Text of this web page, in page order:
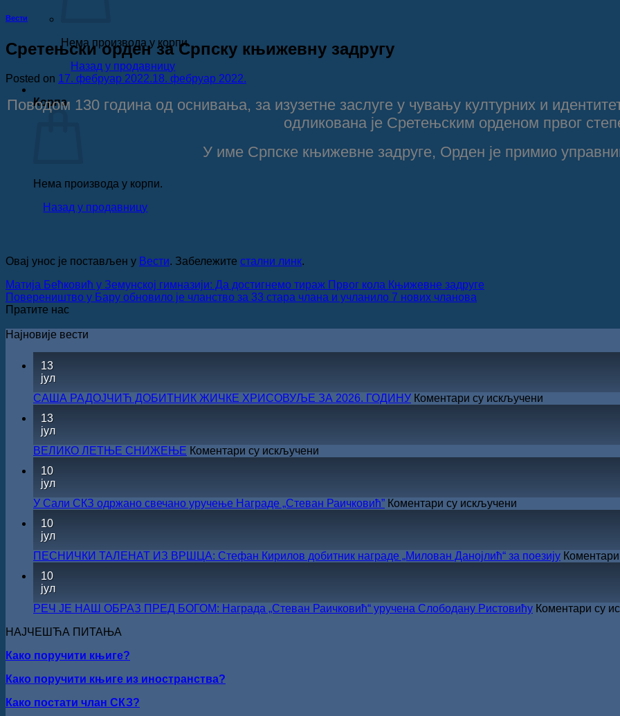
Нема производа у корпи.
Назад у продавницу
Корпа
Нема производа у корпи.
Назад у продавницу
Вести
Сретењски орден за Српску књижевну задругу
Posted on 17. фебруар 2022.18. фебруар 2022.
Поводом 130 година од оснивања, за изузетне заслуге у чувању културних и
одликована је Сретењским орденом првог
У име Српске књижевне задруге, Орден је примио
Овај унос је постављен у Вести. Забележите стални линк.
Матија Бећковић у Земунској гимназији: Да достигнемо тираж Првог кола Књижевне задруге
Повереништво у Бару обновило је чланство за 33 стара члана и учланило 7 нових чланова
Пратите нас
Најновије вести
13
јул
САША РАДОЈЧИЋ ДОБИТНИК ЖИЧКЕ ХРИСОВУЉЕ ЗА 2026. ГОДИНУ Коментари су искључени
ЖИЧКЕ
ХРИСОВУЉЕ
ГОДИНУ
13
јул
ВЕЛИКО ЛЕТЊЕ СНИЖЕЊЕ Коментари су искључени
10
јул
У Сали СКЗ одржано свечано уручење Награде „Стеван Раичковић” Коментари су искључени
одржано
свечано
„Стеван
Раичковић”
10
јул
ПЕСНИЧКИ ТАЛЕНАТ ИЗ ВРШЦА: Стефан Кирилов добитник награде „Милован Данојлић“ за поезију
10
јул
РЕЧ ЈЕ НАШ ОБРАЗ ПРЕД БОГОМ: Награда „Стеван Раичковић“ уручена Слободану Ристовићу Коментари су
НАЈЧЕШЋА ПИТАЊА
Како поручити књиге?
Како поручити књиге из иностранства?
Како постати члан СКЗ?